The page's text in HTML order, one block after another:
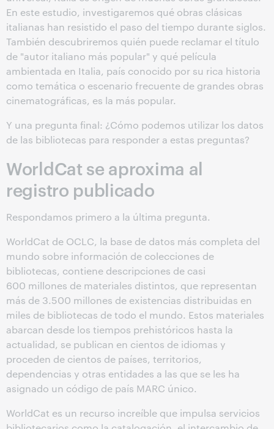
En este estudio, investigaremos qué obras clásicas
italianas han resistido el paso del tiempo durante siglos.
También descubriremos quién puede reclamar el título
de "autor italiano más popular" y qué película
ambientada en Italia, país conocido por su rica historia
como temática o escenario frecuente de grandes obras
cinematográficas, es la más popular.
Y una pregunta final: ¿Cómo podemos utilizar los datos
de las bibliotecas para responder a estas preguntas?
WorldCat se aproxima al
registro publicado
Respondamos primero a la última pregunta.
WorldCat de OCLC, la base de datos más completa del
mundo sobre información de colecciones de
bibliotecas, contiene descripciones de casi
600 millones de materiales distintos, que representan
más de 3.500 millones de existencias distribuidas en
miles de bibliotecas de todo el mundo. Estos materiales
abarcan desde los tiempos prehistóricos hasta la
actualidad, se publican en cientos de idiomas y
proceden de cientos de países, territorios,
dependencias y otras entidades a las que se les ha
asignado un código de país MARC único.
WorldCat es un recurso increíble que impulsa servicios